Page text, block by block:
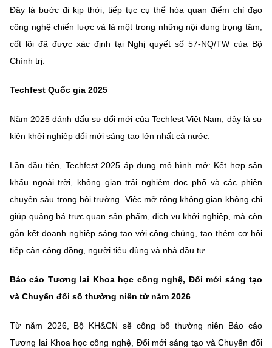
Đây là bước đi kịp thời, tiếp tục cụ thể hóa quan điểm chỉ đạo
công nghệ chiến lược và là một trong những nội dung trọng tâm,
cốt lõi đã được xác định tại Nghị quyết số 57-NQ/TW của Bộ
Chính trị.
Techfest Quốc gia 2025
Năm 2025 đánh dấu sự đổi mới của Techfest Việt Nam, đây là sự
kiện khởi nghiệp đổi mới sáng tạo lớn nhất cả nước.
Lần đầu tiên, Techfest 2025 áp dụng mô hình mở: Kết hợp sân
khấu ngoài trời, không gian trải nghiệm dọc phố và các phiên
chuyên sâu trong hội trường. Việc mở rộng không gian không chỉ
giúp quảng bá trực quan sản phẩm, dịch vụ khởi nghiệp, mà còn
gắn kết doanh nghiệp sáng tạo với công chúng, tạo thêm cơ hội
tiếp cận cộng đồng, người tiêu dùng và nhà đầu tư.
Báo cáo Tương lai Khoa học công nghệ, Đổi mới sáng tạo
và Chuyển đổi số thường niên từ năm 2026
Từ năm 2026, Bộ KH&CN sẽ công bố thường niên Báo cáo
Tương lai Khoa học công nghệ, Đổi mới sáng tạo và Chuyển đổi